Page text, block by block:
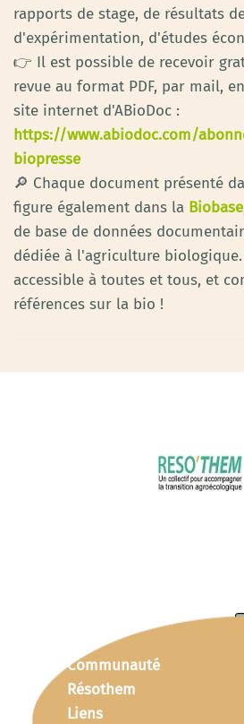
rapports de stage, de résultats
d'expérimentation, d'études
👉 Il est possible de recevoir
revue au format PDF, par mail,
site internet d'ABioDoc :
https://www.abiodoc.com/
biopresse
🔎 Chaque document présenté
figure également dans la Biobase
de base de données
dédiée à l'agriculture
accessible à toutes et tous, et
références sur la bio !
Communauté
Résothem
Liens